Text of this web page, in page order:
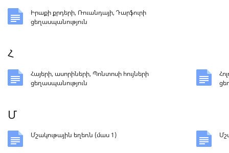
Իրաքի քրդերի, Ռուանդայի, Դարֆուրի
ցեղասպանություն
Հ
Հայերի, ասորիների, Պոնտոսի հույների
ցեղասպանություն
Մ
Մշակութային եղեռն (մաս 1)